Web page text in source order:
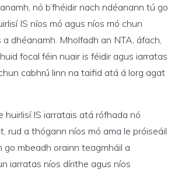
nó b’fhéidir nach ndéanann tú go
IS níos mó agus níos mó chun
dhéanamh. Mholfadh an NTA, áfach,
focal féin nuair is féidir agus iarratas
cabhrú linn na taifid atá á lorg agat
huirlisí IS iarratais atá rófhada nó
rud a thógann níos mó ama le próiseáil
go mbeadh orainn teagmháil a
iarratas níos dírithe agus níos